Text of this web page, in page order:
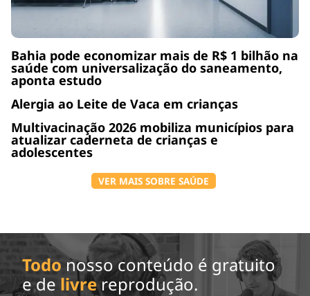
Bahia pode economizar mais de R$ 1 bilhão na
saúde com universalização do saneamento,
aponta estudo
Alergia ao Leite de Vaca em crianças
Multivacinação 2026 mobiliza municípios para
atualizar caderneta de crianças e
adolescentes
VER MAIS SOBRE SAÚDE
Todo nosso conteúdo é gratuito
e de livrereprodução.